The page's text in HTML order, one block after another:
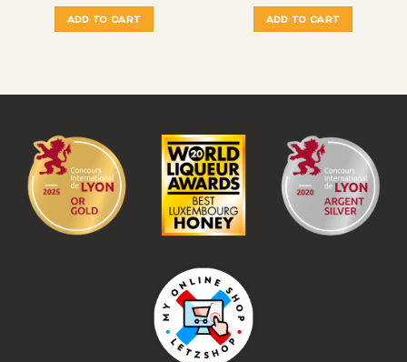
ADD TO CART ADD TO CART